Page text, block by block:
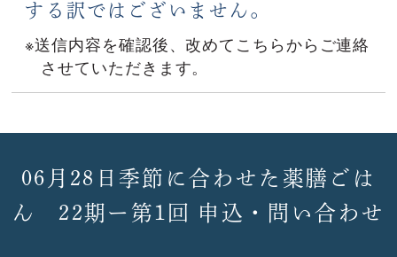
する訳ではございません。
※送信内容を確認後、改めてこちらからご連絡
させていただきます。
06月28日季節に合わせた薬膳ごは
ん 22期ー第1回 申込・問い合わせ